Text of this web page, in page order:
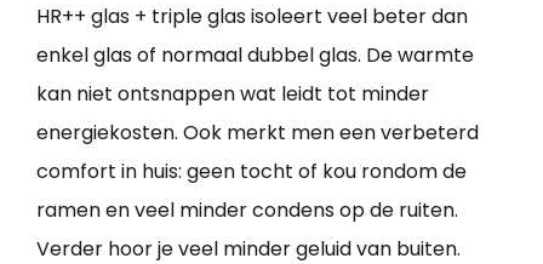
HR++ glas + triple glas isoleert veel beter dan
enkel glas of normaal dubbel glas. De warmte
kan niet ontsnappen wat leidt tot minder
energiekosten. Ook merkt men een verbeterd
comfort in huis: geen tocht of kou rondom de
ramen en veel minder condens op de ruiten.
Verder hoor je veel minder geluid van buiten.